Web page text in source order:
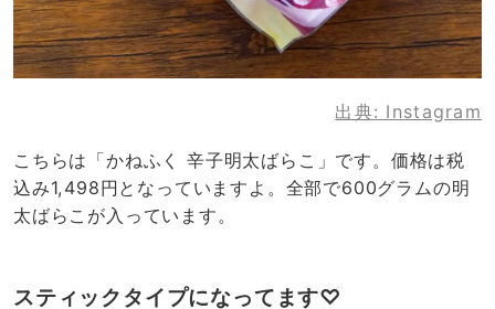
出典: Instagram
こちらは「かねふく 辛子明太ばらこ」です。価格は税
込み1,498円となっていますよ。全部で600グラムの明
太ばらこが入っています。
スティックタイプになってます♡